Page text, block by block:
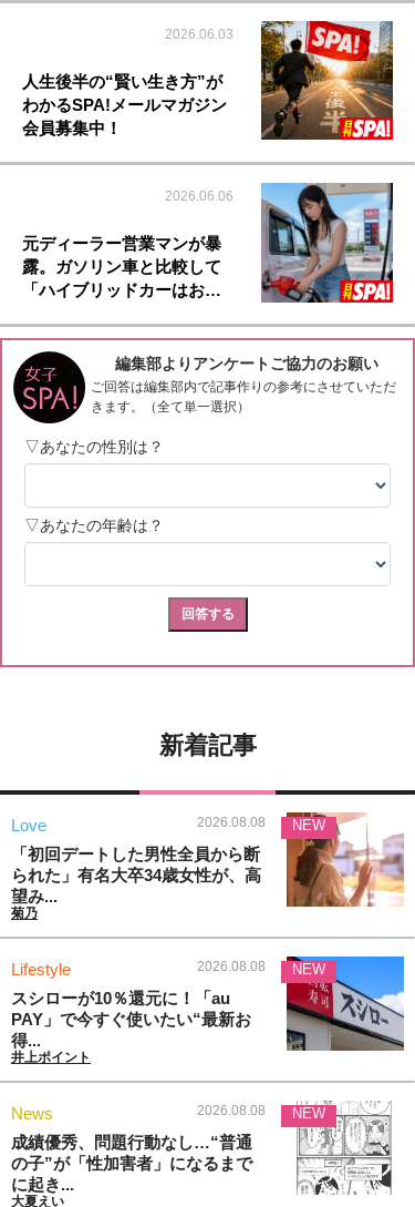
2026.06.03
人生後半の“賢い生き方”が
わかるSPA!メールマガジン
会員募集中！
2026.06.06
元ディーラー営業マンが暴
露。ガソリン車と比較して
「ハイブリッドカーはお…
新着記事
Love 2026.08.08
「初回デートした男性全員から断
られた」有名大卒34歳女性が、高
望み...
菊乃
NEW
Lifestyle 2026.08.08
スシローが10％還元に！「au
PAY」で今すぐ使いたい“最新お
得...
井上ポイント
NEW
News 2026.08.08
成績優秀、問題行動なし…“普通
の子”が「性加害者」になるまで
に起き...
大夏えい
NEW